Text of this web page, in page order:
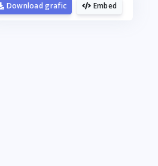
Embed
Download grafic